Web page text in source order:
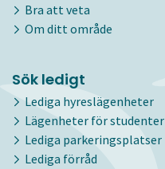
Bra att veta
Om ditt område
Sök ledigt
Lediga hyreslägenheter
Lägenheter för studenter
Lediga parkeringsplatser
Lediga förråd